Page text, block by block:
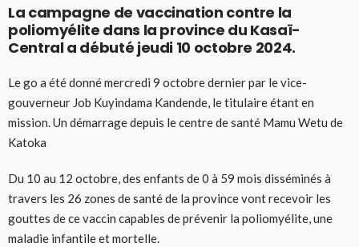
La campagne de vaccination contre la
poliomyélite dans la province du Kasaï-
Central a débuté jeudi 10 octobre 2024.
Le go a été donné mercredi 9 octobre dernier par le vice-
gouverneur Job Kuyindama Kandende, le titulaire étant en
mission. Un démarrage depuis le centre de santé Mamu Wetu de
Katoka
Du 10 au 12 octobre, des enfants de 0 à 59 mois disséminés à
travers les 26 zones de santé de la province vont recevoir les
gouttes de ce vaccin capables de prévenir la poliomyélite, une
maladie infantile et mortelle.